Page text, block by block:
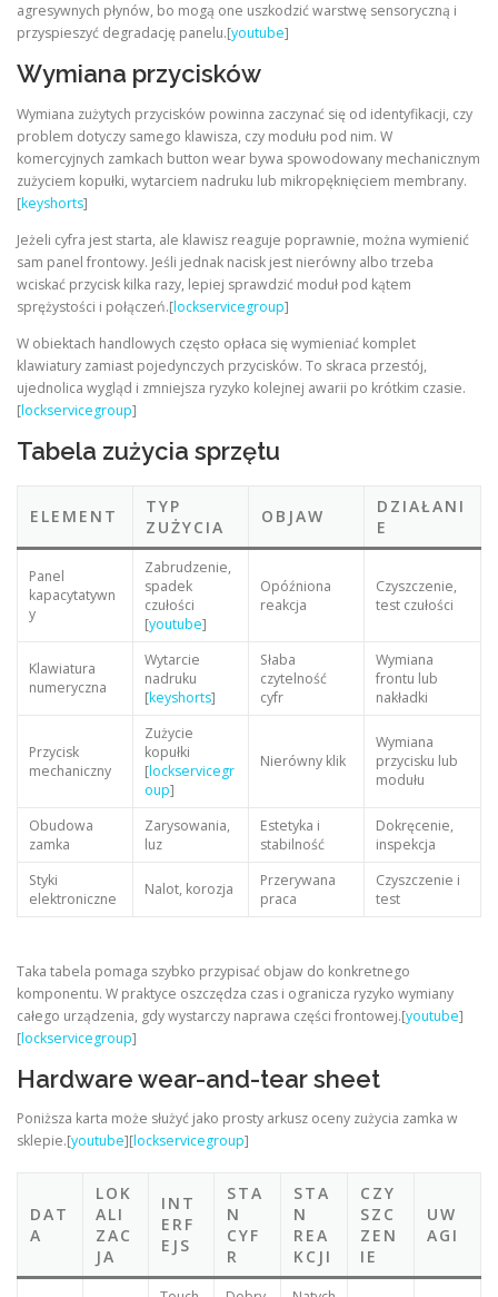
agresywnych płynów, bo mogą one uszkodzić warstwę sensoryczną i
przyspieszyć degradację panelu.[youtube]
Wymiana przycisków
Wymiana zużytych przycisków powinna zaczynać się od identyfikacji, czy
problem dotyczy samego klawisza, czy modułu pod nim. W
komercyjnych zamkach button wear bywa spowodowany mechanicznym
zużyciem kopułki, wytarciem nadruku lub mikropęknięciem membrany.
[keyshorts]
Jeżeli cyfra jest starta, ale klawisz reaguje poprawnie, można wymienić
sam panel frontowy. Jeśli jednak nacisk jest nierówny albo trzeba
wciskać przycisk kilka razy, lepiej sprawdzić moduł pod kątem
sprężystości i połączeń.[lockservicegroup]
W obiektach handlowych często opłaca się wymieniać komplet
klawiatury zamiast pojedynczych przycisków. To skraca przestój,
ujednolica wygląd i zmniejsza ryzyko kolejnej awarii po krótkim czasie.
[lockservicegroup]
Tabela zużycia sprzętu
ELEMENT
TYP
ZUŻYCIA
OBJAW
DZIAŁANI
E
Panel
kapacytatywn
y
Zabrudzenie,
spadek
czułości
[youtube]
Opóźniona
reakcja
Czyszczenie,
test czułości
Klawiatura
numeryczna
Wytarcie
nadruku
[keyshorts]
Słaba
czytelność
cyfr
Wymiana
frontu lub
nakładki
Przycisk
mechaniczny
Zużycie
kopułki
[lockservicegr
oup]
Nierówny klik
Wymiana
przycisku lub
modułu
Obudowa
zamka
Zarysowania,
luz
Estetyka i
stabilność
Dokręcenie,
inspekcja
Styki
elektroniczne
Nalot, korozja
Przerywana
praca
Czyszczenie i
test
Taka tabela pomaga szybko przypisać objaw do konkretnego
komponentu. W praktyce oszczędza czas i ogranicza ryzyko wymiany
całego urządzenia, gdy wystarczy naprawa części frontowej.[youtube]
[lockservicegroup]
Hardware wear-and-tear sheet
Poniższa karta może służyć jako prosty arkusz oceny zużycia zamka w
sklepie.[youtube][lockservicegroup]
DAT
A
LOK
ALI
ZAC
JA
INT
ERF
EJS
STA
N
CYF
R
STA
N
REA
KCJI
CZY
SZC
ZEN
IE
UW
AGI